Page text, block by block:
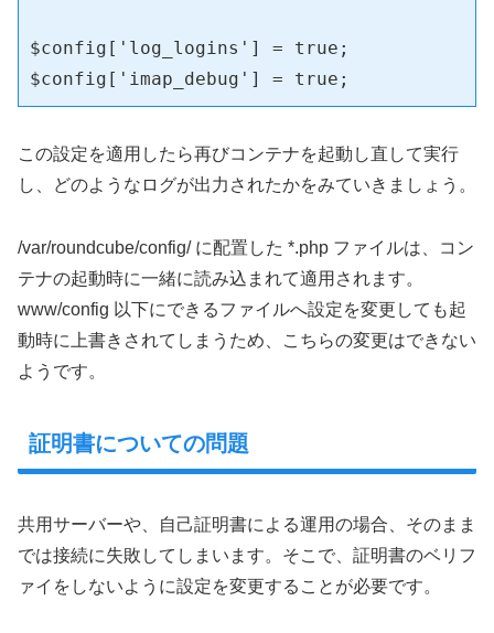
$config['log_logins'] = true;
$config['imap_debug'] = true;
この設定を適用したら再びコンテナを起動し直して実行
し、どのようなログが出力されたかをみていきましょう。
/var/roundcube/config/ に配置した *.php ファイルは、コン
テナの起動時に一緒に読み込まれて適用されます。
www/config 以下にできるファイルへ設定を変更しても起
動時に上書きされてしまうため、こちらの変更はできない
ようです。
証明書についての問題
共用サーバーや、自己証明書による運用の場合、そのまま
では接続に失敗してしまいます。そこで、証明書のベリフ
ァイをしないように設定を変更することが必要です。